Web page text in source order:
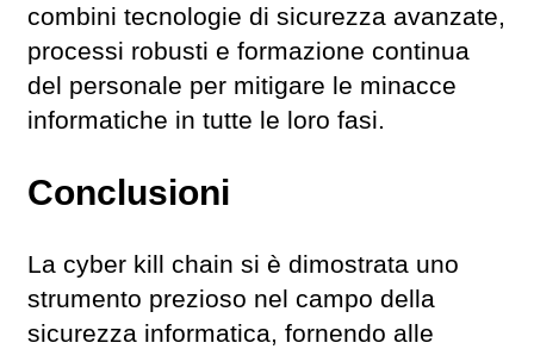
combini tecnologie di sicurezza avanzate,
processi robusti e formazione continua
del personale per mitigare le minacce
informatiche in tutte le loro fasi.
Conclusioni
La cyber kill chain si è dimostrata uno
strumento prezioso nel campo della
sicurezza informatica, fornendo alle